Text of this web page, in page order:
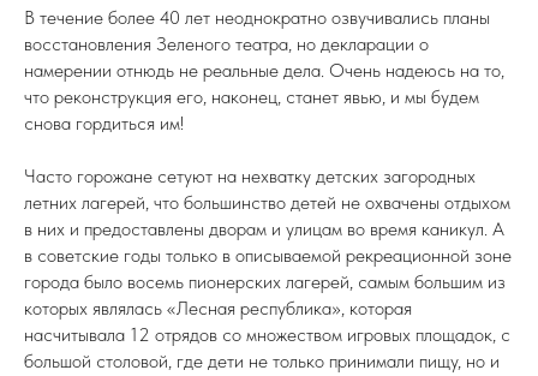
В течение более 40 лет неоднократно озвучивались планы
восстановления Зеленого театра, но декларации о
намерении отнюдь не реальные дела. Очень надеюсь на то,
что реконструкция его, наконец, станет явью, и мы будем
снова гордиться им!
Часто горожане сетуют на нехватку детских загородных
летних лагерей, что большинство детей не охвачены отдыхом
в них и предоставлены дворам и улицам во время каникул. А
в советские годы только в описываемой рекреационной зоне
города было восемь пионерских лагерей, самым большим из
которых являлась «Лесная республика», которая
насчитывала 12 отрядов со множеством игровых площадок, с
большой столовой, где дети не только принимали пищу, но и